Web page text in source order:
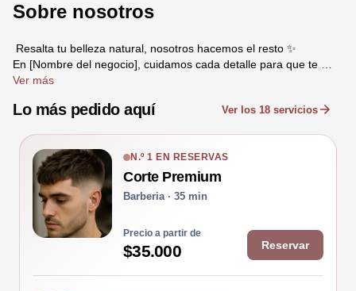
Sobre nosotros
Resalta tu belleza natural, nosotros hacemos el resto ✨
En [Nombre del negocio], cuidamos cada detalle para que te
sientas espectacular por dentro y por fuera. 💇‍♀️💅💆‍♀️
Ver más
Lo más pedido aquí Ver los 18 servicios
N.º 1 EN RESERVAS
Corte Premium
Barberia · 35 min
Precio a partir de
$35.000 Reservar